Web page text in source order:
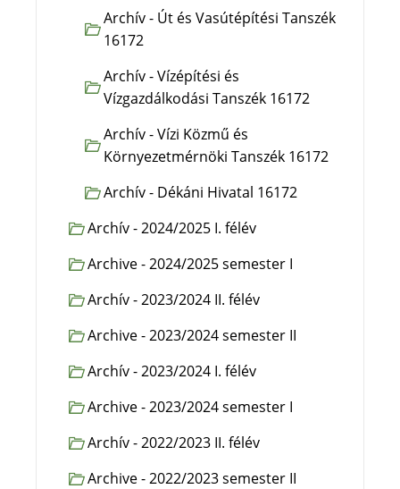
Archív - Út és Vasútépítési Tanszék
16172
Archív - Vízépítési és
Vízgazdálkodási Tanszék 16172
Archív - Vízi Közmű és
Környezetmérnöki Tanszék 16172
Archív - Dékáni Hivatal 16172
Archív - 2024/2025 I. félév
Archive - 2024/2025 semester I
Archív - 2023/2024 II. félév
Archive - 2023/2024 semester II
Archív - 2023/2024 I. félév
Archive - 2023/2024 semester I
Archív - 2022/2023 II. félév
Archive - 2022/2023 semester II